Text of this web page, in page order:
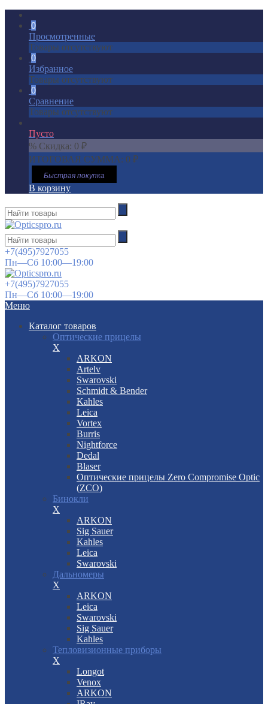
0
Просмотренные
Товары отсутствуют
0
Избранное
Товары отсутствуют
0
Сравнение
Товары отсутствуют
Пусто
% Скидка: 0 ₽
ИТОГОВАЯ СУММА: 0 ₽
Быстрая покупка
В корзину
+7(495)7927055
Пн—Сб 10:00—19:00
+7(495)7927055
Пн—Сб 10:00—19:00
Меню
Каталог товаров
Оптические прицелы
X
ARKON
Artelv
Swarovski
Schmidt & Bender
Kahles
Leica
Vortex
Burris
Nightforce
Dedal
Blaser
Оптические прицелы Zero Compromise Optic
(ZCO)
Бинокли
X
ARKON
Sig Sauer
Kahles
Leica
Swarovski
Дальномеры
X
ARKON
Leica
Swarovski
Sig Sauer
Kahles
Тепловизионные приборы
X
Longot
Venox
ARKON